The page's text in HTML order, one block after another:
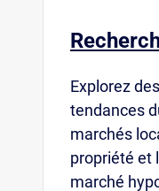
Explorez
tendances
marchés
propriété et
marché